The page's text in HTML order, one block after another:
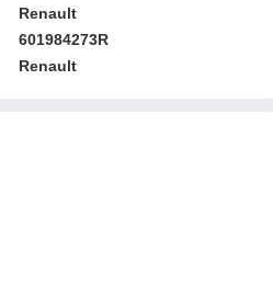
Renault
601984273R
Renault